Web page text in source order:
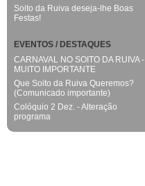
Soito da Ruiva deseja-lhe Boas
Festas!
EVENTOS / DESTAQUES
CARNAVAL NO SOITO DA RUIVA -
MUITO IMPORTANTE
Que Soito da Ruiva Queremos?
(Comunicado importante)
Colóquio 2 Dez. - Alteração
programa